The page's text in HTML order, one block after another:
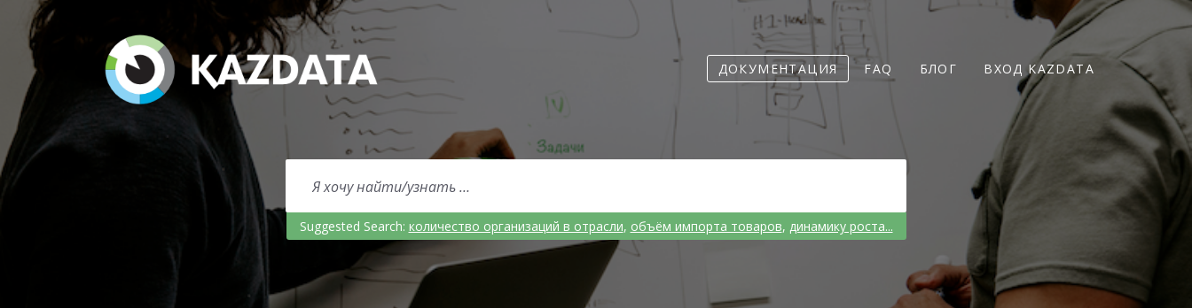
ДОКУМЕНТАЦИЯ FAQ БЛОГ ВХОД KAZDATA
Suggested Search: количество организаций в отрасли, объём импорта товаров, динамику роста...